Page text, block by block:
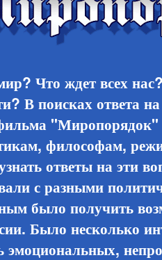
Что ждет всех
В поисках ответа
философам,
ответы на эти
с разными
было получить
Было несколько
эмоциональных,